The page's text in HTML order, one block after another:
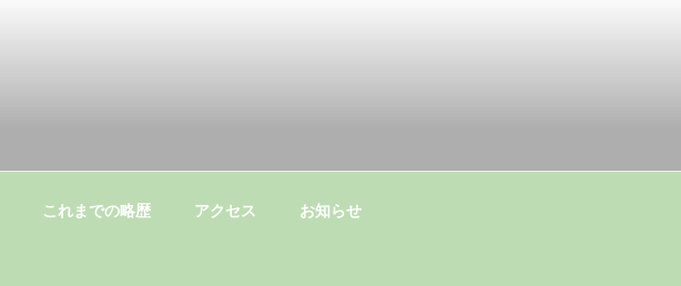
これまでの略歴 アクセス お知らせ